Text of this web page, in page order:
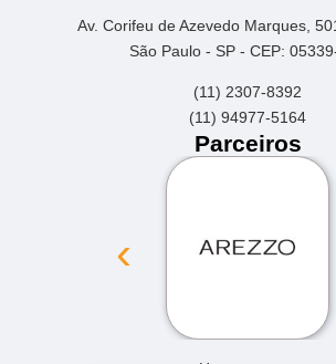
Av. Corifeu de Azevedo Marques,
São Paulo - SP - CEP:
(11) 2307-8392
(11) 94977-5164
Parceiros
‹